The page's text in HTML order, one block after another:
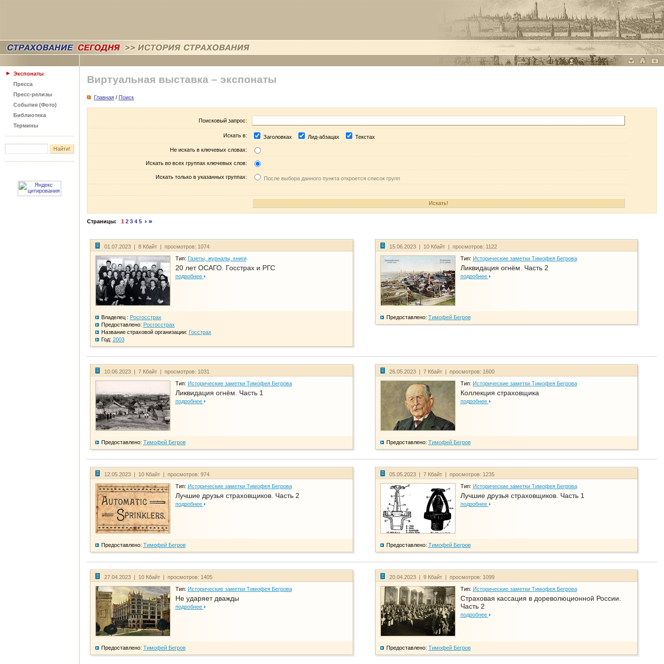
Экспонаты
Пресса
Пресс-релизы
События (Фото)
Библиотека
Термины
Виртуальная выставка – экспонаты
Главная / Поиск
Поисковый запрос:
Искать в: Заголовках Лид-абзацах Текстах
Не искать в ключевых словах:
Искать во всех группах ключевых слов:
Искать только в указанных группах: После выбора данного пункта откроется список групп
Страницы: 1 2 3 4 5
01.07.2023 | 8 Кбайт | просмотров: 1074
Тип: Газеты, журналы, книги
20 лет ОСАГО. Госстрах и РГС
подробнее
Владелец : Росгосстрах
Предоставлено: Росгосстрах
Название страховой организации: Госстрах
Год: 2003
15.06.2023 | 10 Кбайт | просмотров: 1122
Тип: Исторические заметки Тимофея Бегрова
Ликвидация огнём. Часть 2
подробнее
Предоставлено: Тимофей Бегров
10.06.2023 | 7 Кбайт | просмотров: 1031
Тип: Исторические заметки Тимофея Бегрова
Ликвидация огнём. Часть 1
подробнее
Предоставлено: Тимофей Бегров
26.05.2023 | 7 Кбайт | просмотров: 1600
Тип: Исторические заметки Тимофея Бегрова
Коллекция страховщика
подробнее
Предоставлено: Тимофей Бегров
12.05.2023 | 10 Кбайт | просмотров: 974
Тип: Исторические заметки Тимофея Бегрова
Лучшие друзья страховщиков. Часть 2
подробнее
Предоставлено: Тимофей Бегров
05.05.2023 | 7 Кбайт | просмотров: 1235
Тип: Исторические заметки Тимофея Бегрова
Лучшие друзья страховщиков. Часть 1
подробнее
Предоставлено: Тимофей Бегров
27.04.2023 | 10 Кбайт | просмотров: 1405
Тип: Исторические заметки Тимофея Бегрова
Не ударяет дважды
подробнее
Предоставлено: Тимофей Бегров
20.04.2023 | 9 Кбайт | просмотров: 1099
Тип: Исторические заметки Тимофея Бегрова
Страховая кассация в дореволюционной России.
Часть 2
подробнее
Предоставлено: Тимофей Бегров